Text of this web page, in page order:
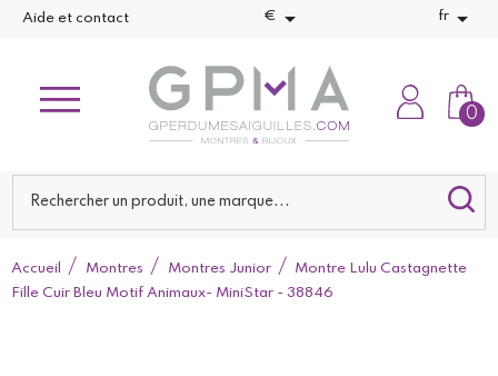
Aide et contact €  fr 
0
Accueil Montres Montres Junior
Montre Lulu Castagnette
Fille Cuir Bleu Motif Animaux- MiniStar - 38846